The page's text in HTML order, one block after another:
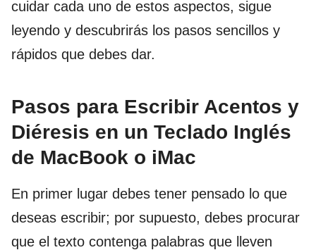
cuidar cada uno de estos aspectos, sigue
leyendo y descubrirás los pasos sencillos y
rápidos que debes dar.
Pasos para Escribir Acentos y
Diéresis en un Teclado Inglés
de MacBook o iMac
En primer lugar debes tener pensado lo que
deseas escribir; por supuesto, debes procurar
que el texto contenga palabras que lleven